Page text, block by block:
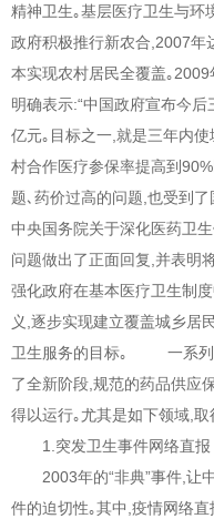
精神卫生｡基层医疗卫生与环
政府积极推行新农合,2007年
本实现农村居民全覆盖｡
明确表示:“中国政府宣布今
亿元｡目标之一,就是三年内
村合作医疗参保率提高到
题､药价过高的问题,也受到
中央国务院关于深化医药卫
问题做出了正面回复,并表明
强化政府在基本医疗卫生制
义,逐步实现建立覆盖城乡居
卫生服务的目标｡ 一系列
了全新阶段,规范的药品供应
得以运行｡尤其是如下领域,
1.突发卫生事件网络直
2003年的“非典”事件,让
件的迫切性｡其中,疫情网络